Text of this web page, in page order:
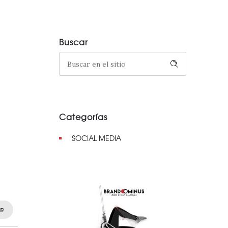
Buscar
Categorías
SOCIAL MEDIA